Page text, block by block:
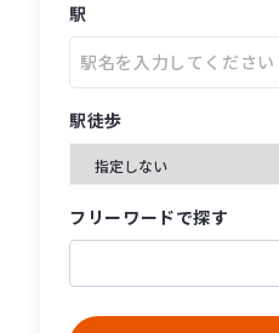
駅
駅名を入力してください
駅徒歩
フリーワードで探す